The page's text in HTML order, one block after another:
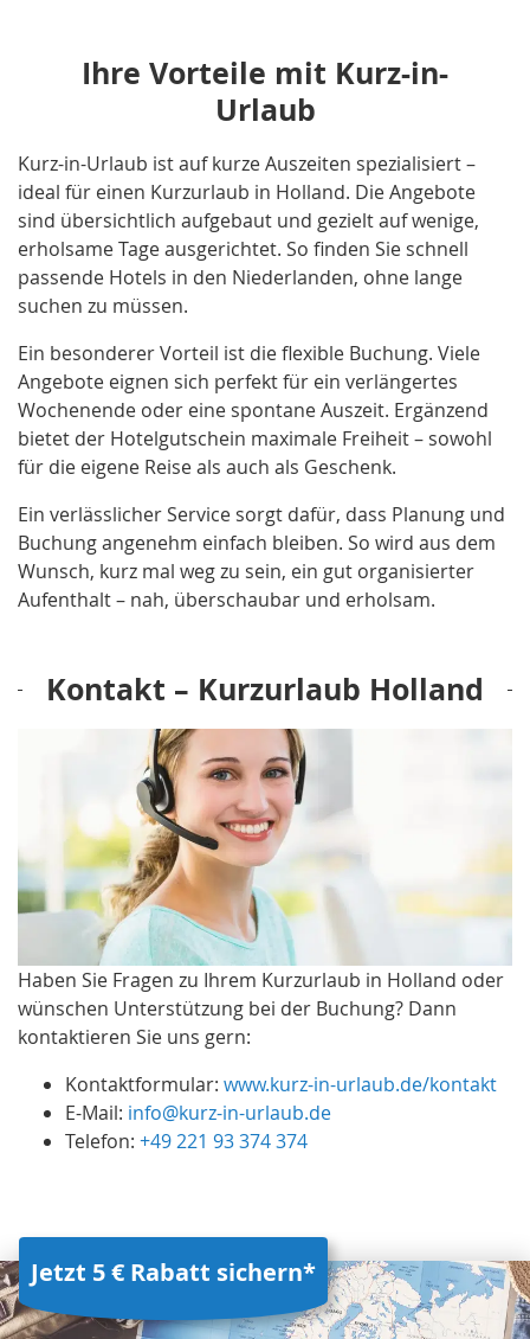
Ihre Vorteile mit Kurz-in-
Urlaub
Kurz-in-Urlaub ist auf kurze Auszeiten spezialisiert –
ideal für einen Kurzurlaub in Holland. Die Angebote
sind übersichtlich aufgebaut und gezielt auf wenige,
erholsame Tage ausgerichtet. So finden Sie schnell
passende Hotels in den Niederlanden, ohne lange
suchen zu müssen.
Ein besonderer Vorteil ist die flexible Buchung. Viele
Angebote eignen sich perfekt für ein verlängertes
Wochenende oder eine spontane Auszeit. Ergänzend
bietet der Hotelgutschein maximale Freiheit – sowohl
für die eigene Reise als auch als Geschenk.
Ein verlässlicher Service sorgt dafür, dass Planung und
Buchung angenehm einfach bleiben. So wird aus dem
Wunsch, kurz mal weg zu sein, ein gut organisierter
Aufenthalt – nah, überschaubar und erholsam.
Kontakt – Kurzurlaub Holland
Haben Sie Fragen zu Ihrem Kurzurlaub in Holland oder
wünschen Unterstützung bei der Buchung? Dann
kontaktieren Sie uns gern:
Kontaktformular: www.kurz-in-urlaub.de/kontakt
E-Mail: info@kurz-in-urlaub.de
Telefon: +49 221 93 374 374
Jetzt 5 € Rabatt sichern*